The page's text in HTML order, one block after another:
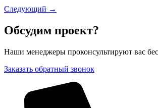
Следующий →
Обсудим проект?
Наши менеджеры проконсультируют вас
Заказать обратный звонок